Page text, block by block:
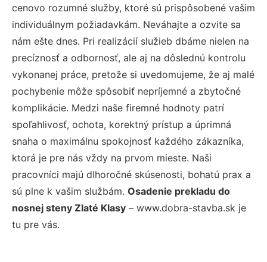
cenovo rozumné služby, ktoré sú prispôsobené vašim
individuálnym požiadavkám. Neváhajte a ozvite sa
nám ešte dnes. Pri realizácií služieb dbáme nielen na
precíznosť a odbornosť, ale aj na dôslednú kontrolu
vykonanej práce, pretože si uvedomujeme, že aj malé
pochybenie môže spôsobiť nepríjemné a zbytočné
komplikácie. Medzi naše firemné hodnoty patrí
spoľahlivosť, ochota, korektný prístup a úprimná
snaha o maximálnu spokojnosť každého zákazníka,
ktorá je pre nás vždy na prvom mieste. Naši
pracovníci majú dlhoročné skúsenosti, bohatú prax a
sú plne k vašim službám. Osadenie prekladu do
nosnej steny Zlaté Klasy – www.dobra-stavba.sk je
tu pre vás.